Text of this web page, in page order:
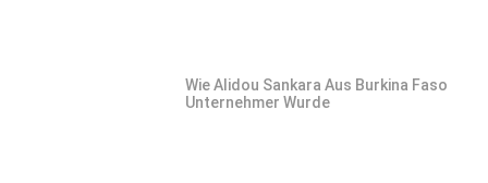
Wie Alidou Sankara Aus Burkina Faso
Unternehmer Wurde